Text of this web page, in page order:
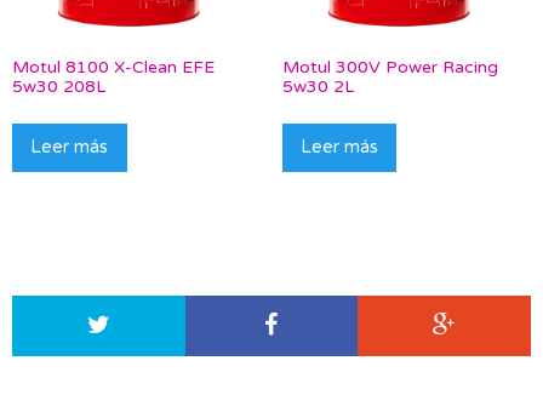
Motul 8100 X-Clean EFE
5w30 208L
Leer más
Motul 300V Power Racing
5w30 2L
Leer más